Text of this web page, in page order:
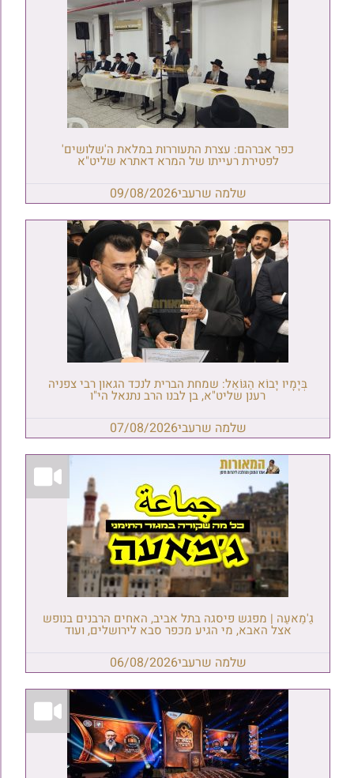
כפר אברהם: עצרת התעוררות במלאת ה'שלושים'
לפטירת רעייתו של המרא דאתרא שליט"א
שלמה שרעבי09/08/2026
בְּיָמָיו יָבוֹא הַגּוֹאֵל: שמחת הברית לנכד הגאון רבי צפניה
רענן שליט"א, בן לבנו הרב נתנאל הי"ו
שלמה שרעבי07/08/2026
גַ'מַאעַה | מפגש פיסגה בתל אביב, האחים הרבנים בנופש
אצל האבא, מי הגיע מכפר סבא לירושלים, ועוד
שלמה שרעבי06/08/2026